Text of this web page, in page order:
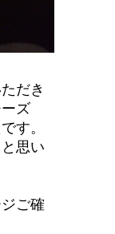
だき
ズ
す。
思い
ご確